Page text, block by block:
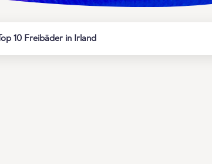
Top 10 Freibäder in Irland